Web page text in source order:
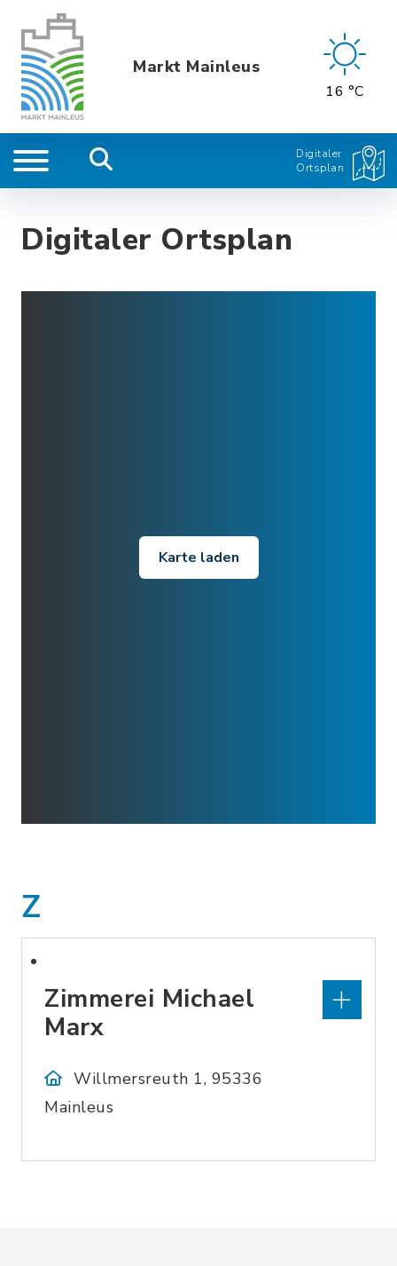
Markt Mainleus
16 °C
Digitaler
Ortsplan
Digitaler Ortsplan
Karte laden
Z
Zimmerei Michael
Marx
Willmersreuth 1, 95336
Mainleus